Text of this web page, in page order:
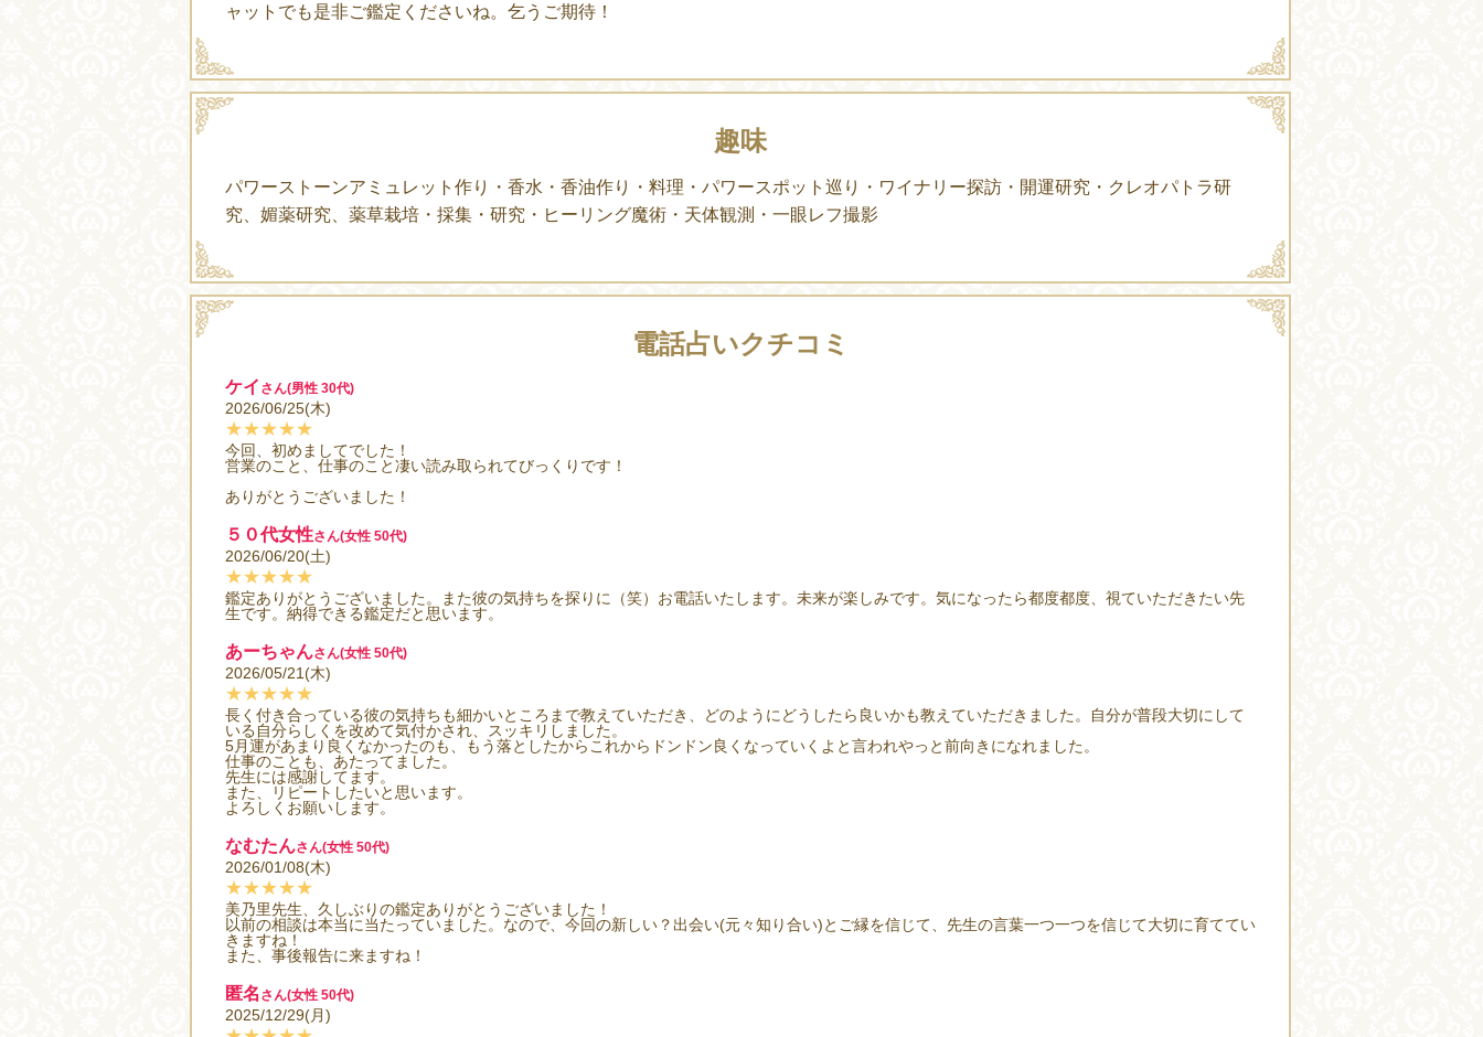
ャットでも是非ご鑑定くださいね。乞うご期待！
趣味
パワーストーンアミュレット作り・香水・香油作り・料理・パワースポット巡り・ワイナリー探訪・開運研究・クレオパトラ研
究、媚薬研究、薬草栽培・採集・研究・ヒーリング魔術・天体観測・一眼レフ撮影
電話占いクチコミ
ケイ さん(男性 30代)
2026/06/25(木)
★★★★★
今回、初めましてでした！
営業のこと、仕事のこと凄い読み取られてびっくりです！
ありがとうございました！
５０代女性さん(女性 50代)
2026/06/20(土)
★★★★★
鑑定ありがとうございました。また彼の気持ちを探りに（笑）お電話いたします。未来が楽しみです。気になったら都度都度、視ていただきたい先
生です。納得できる鑑定だと思います。
あーちゃんさん(女性 50代)
2026/05/21(木)
★★★★★
長く付き合っている彼の気持ちも細かいところまで教えていただき、どのようにどうしたら良いかも教えていただきました。自分が普段大切にして
いる自分らしくを改めて気付かされ、スッキリしました。
5月運があまり良くなかったのも、もう落としたからこれからドンドン良くなっていくよと言われやっと前向きになれました。
仕事のことも、あたってました。
先生には感謝してます。
また、リピートしたいと思います。
よろしくお願いします。
なむたんさん(女性 50代)
2026/01/08(木)
★★★★★
美乃里先生、久しぶりの鑑定ありがとうございました！
以前の相談は本当に当たっていました。なので、今回の新しい？出会い(元々知り合い)とご縁を信じて、先生の言葉一つ一つを信じて大切に育ててい
きますね！
また、事後報告に来ますね！
匿名 さん(女性 50代)
2025/12/29(月)